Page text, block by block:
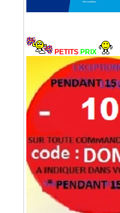
PETITS PRIX